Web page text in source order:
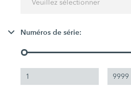
Veuillez sélectionner
Numéros de série: